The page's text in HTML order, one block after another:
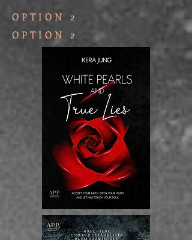
OPTION 2
OPTION 2